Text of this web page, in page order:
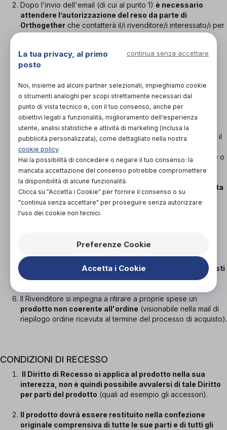
Dopo l'invio dell'email (di cui al punto 1) è necessario
attendere l’autorizzazione del reso da parte di
Orthogether che contatterà il/i rivenditore/i interessato/i per
conto del Consumatore.
Consumatore, contutte le informazioni necessarie a
procedere con la spedizione
perchè il Rivenditore si riserva il diritto di respingere un
prodotto che gli pervenga senza il preventivo avviso di
Orthogether.
Il prodotto dovrà essere restituito nella confezione
originale integra. In caso contrario il Rivenditore si riserva il
diritto di trattenere, a suo insindacabile giudizio, parte del
pagamento del Consumatore per coprire i danni alla merce o
alla confezione.
Il Consumatore verrà
rimborsato entro 14 giorni dalla data
(da parte di Orthogether)
esercizio del Diritto di Recesso (previo ricevimento della
merce da parte del Rivenditore) dell'intera somma pagata
Il Consumatore dovrà sostenere esclusivamente i costi
di restituzione della merce.
Il Rivenditore si impegna a ritirare a proprie spese un
prodotto non coerente all'ordine (visionabile nella mail di
riepilogo ordine ricevuta al termine del processo di acquisto).
CONDIZIONI DI RECESSO
Il Diritto di Recesso si applica al prodotto nella sua
interezza, non è quindi possibile avvalersi di tale Diritto
per parti del prodotto (quali ad esempio gli accessori).
Il prodotto dovrà essere restituito nella confezione
originale comprensiva di tutte le sue parti e di tutti gli
La tua privacy, al primo
posto
continua senza accettare
Noi, insieme ad alcuni partner selezionati, impieghiamo cookie
o strumenti analoghi per scopi strettamente necessari dal
punto di vista tecnico e, con il tuo consenso, anche per
obiettivi legati a funzionalità, miglioramento dell'esperienza
utente, analisi statistiche e attività di marketing (inclusa la
pubblicità personalizzata), come dettagliato nella nostra
cookie policy.
Hai la possibilità di concedere o negare il tuo consenso: la
mancata accettazione del consenso potrebbe compromettere
la disponibilità di alcune funzionalità.
Clicca su "Accetta i Cookie" per fornire il consenso o su
"continua senza accettare" per proseguire senza autorizzare
l'uso dei cookie non tecnici.
Preferenze Cookie
Accetta i Cookie